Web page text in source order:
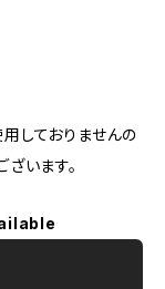
しておりませんの
います。